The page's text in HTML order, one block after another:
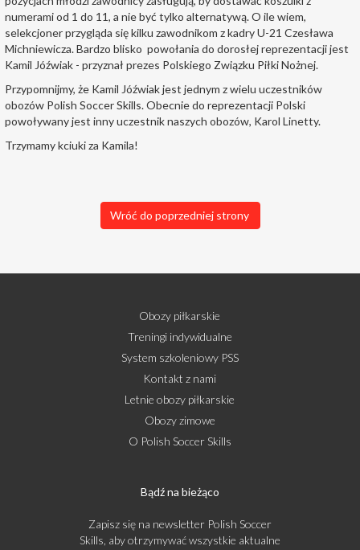
numerami od 1 do 11, a nie być tylko alternatywą. O ile wiem,
selekcjoner przygląda się kilku zawodnikom z kadry U-21 Czesława
Michniewicza. Bardzo blisko powołania do dorosłej reprezentacji jest
Kamil Jóźwiak - przyznał prezes Polskiego Związku Piłki Nożnej.
Przypomnijmy, że Kamil Jóźwiak jest jednym z wielu uczestników
obozów Polish Soccer Skills. Obecnie do reprezentacji Polski
powoływany jest inny uczestnik naszych obozów, Karol Linetty.
Trzymamy kciuki za Kamila!
Wróć do poprzedniej strony
Obozy piłkarskie
Treningi indywidualne
System szkoleniowy PSS
Kontakt z nami
Letnie obozy piłkarskie
Obozy zimowe
O Polish Soccer Skills
Bądź na bieżąco
Zapisz się na newsletter Polish Soccer
Skills, aby otrzymywać wszystkie aktualne